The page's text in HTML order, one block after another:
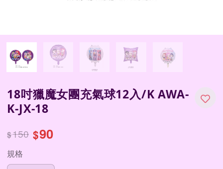
18吋獵魔女團充氣球12入/K AWA-
K-JX-18
$150 $90
規格